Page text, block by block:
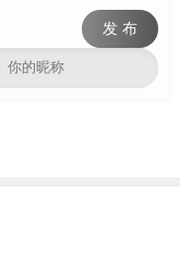
发 布